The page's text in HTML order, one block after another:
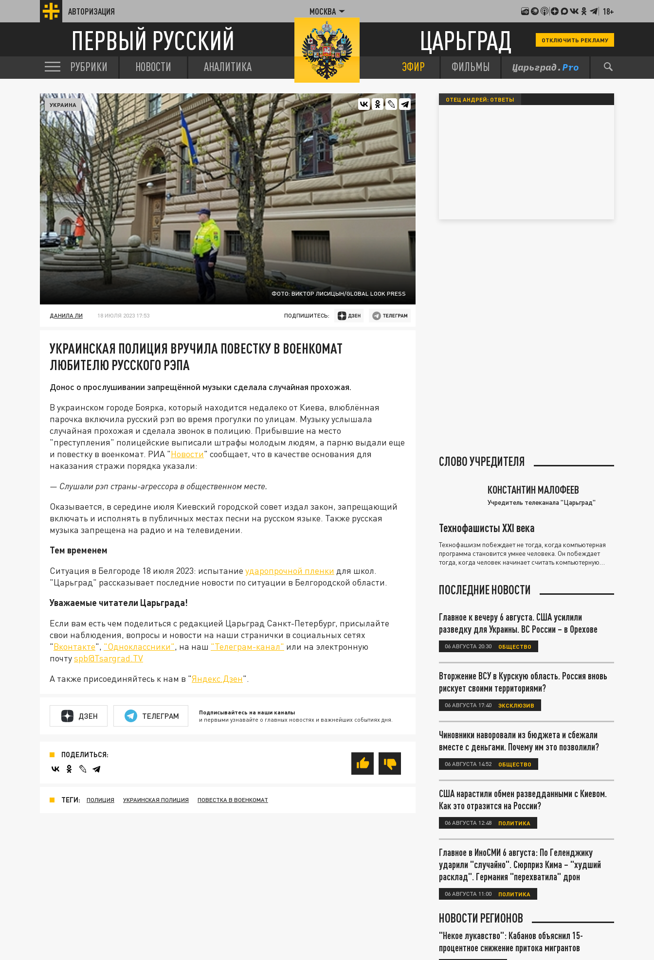
АВТОРИЗАЦИЯ МОСКВА 18+
ПЕРВЫЙ РУССКИЙ ЦАРЬГРАД ОТКЛЮЧИТЬ РЕКЛАМУ
РУБРИКИ НОВОСТИ АНАЛИТИКА ЭФИР ФИЛЬМЫ
ФОТО: ВИКТОР ЛИСИЦЫН/GLOBAL LOOK PRESS
УКРАИНА
ДАНИЛА ЛИ 18 ИЮЛЯ 2023 17:53 ПОДПИШИТЕСЬ:
УКРАИНСКАЯ ПОЛИЦИЯ ВРУЧИЛА ПОВЕСТКУ В ВОЕНКОМАТ
ЛЮБИТЕЛЮ РУССКОГО РЭПА
Донос о прослушивании запрещённой музыки сделала случайная прохожая.
В украинском городе Боярка, который находится недалеко от Киева, влюблённая
парочка включила русский рэп во время прогулки по улицам. Музыку услышала
случайная прохожая и сделала звонок в полицию. Прибывшие на место
"преступления" полицейские выписали штрафы молодым людям, а парню выдали еще
и повестку в военкомат. РИА "Новости" сообщает, что в качестве основания для
наказания стражи порядка указали:
— Слушали рэп страны-агрессора в общественном месте.
Оказывается, в середине июля Киевский городской совет издал закон, запрещающий
включать и исполнять в публичных местах песни на русском языке. Также русская
музыка запрещена на радио и на телевидении.
Тем временем
Ситуация в Белгороде 18 июля 2023: испытание ударопрочной пленки для школ.
"Царьград" рассказывает последние новости по ситуации в Белгородской области.
Уважаемые читатели Царьграда!
Если вам есть чем поделиться с редакцией Царьград Санкт-Петербург, присылайте
свои наблюдения, вопросы и новости на наши странички в социальных сетях
"Вконтакте", "Одноклассники", на наш "Телеграм-канал" или на электронную
почтуspb@Tsargrad.TV
А также присоединяйтесь к нам в "Яндекс.Дзен".
ДЗЕН ТЕЛЕГРАМ Подписывайтесь на наши каналы
и первыми узнавайте о главных новостях и важнейших событиях дня.
ПОДЕЛИТЬСЯ:
ТЕГИ: ПОЛИЦИЯ УКРАИНСКАЯ ПОЛИЦИЯ ПОВЕСТКА В ВОЕНКОМАТ
ОТЕЦ АНДРЕЙ: ОТВЕТЫ
СЛОВО УЧРЕДИТЕЛЯ
КОНСТАНТИН МАЛОФЕЕВ
Учредитель телеканала "Царьград"
Технофашисты XXI века
Технофашизм побеждает не тогда, когда компьютерная
программа становится умнее человека. Он побеждает
тогда, когда человек начинает считать компьютерную
ПОСЛЕДНИЕ НОВОСТИ
Главное к вечеру 6 августа. США усилили
разведку для Украины. ВС России – в Орехове
06 АВГУСТА 20:30 ОБЩЕСТВО
Вторжение ВСУ в Курскую область. Россия вновь
рискует своими территориями?
06 АВГУСТА 17:40 ЭКСКЛЮЗИВ
Чиновники наворовали из бюджета и сбежали
вместе с деньгами. Почему им это позволили?
06 АВГУСТА 14:52 ОБЩЕСТВО
США нарастили обмен разведданными с Киевом.
Как это отразится на России?
06 АВГУСТА 12:48 ПОЛИТИКА
Главное в ИноСМИ 6 августа: По Геленджику
ударили "случайно". Сюрприз Кима – "худший
расклад". Германия "перехватила" дрон
06 АВГУСТА 11:00 ПОЛИТИКА
НОВОСТИ РЕГИОНОВ
"Некое лукавство": Кабанов объяснил 15-
процентное снижение притока мигрантов